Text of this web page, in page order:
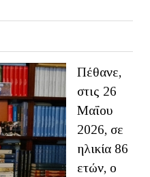
Πέθανε,
στις 26
Μαΐου
2026, σε
ηλικία 86
ετών, ο